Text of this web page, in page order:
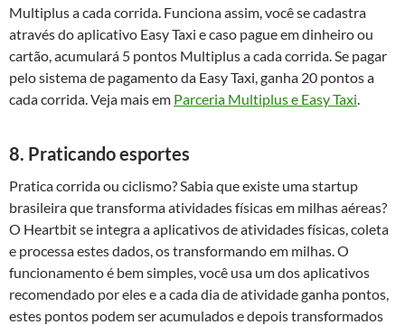
Multiplus a cada corrida. Funciona assim, você se cadastra
através do aplicativo Easy Taxi e caso pague em dinheiro ou
cartão, acumulará 5 pontos Multiplus a cada corrida. Se pagar
pelo sistema de pagamento da Easy Taxi, ganha 20 pontos a
cada corrida. Veja mais em Parceria Multiplus e Easy Taxi.
8. Praticando esportes
Pratica corrida ou ciclismo? Sabia que existe uma startup
brasileira que transforma atividades físicas em milhas aéreas?
O Heartbit se integra a aplicativos de atividades físicas, coleta
e processa estes dados, os transformando em milhas. O
funcionamento é bem simples, você usa um dos aplicativos
recomendado por eles e a cada dia de atividade ganha pontos,
estes pontos podem ser acumulados e depois transformados